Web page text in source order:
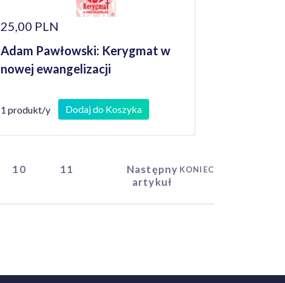
25,00 PLN
Adam Pawłowski: Kerygmat w
nowej ewangelizacji
1 produkt/y Dodaj do Koszyka
10 11
Następny
artykuł
KONIEC